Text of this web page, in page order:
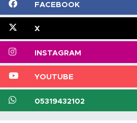
FACEBOOK
X
INSTAGRAM
YOUTUBE
05319432102